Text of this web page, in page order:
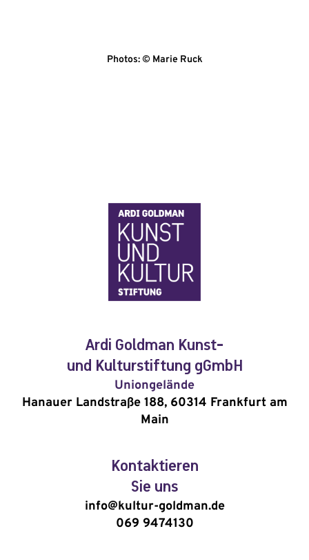
Photos: © Marie Ruck
Ardi Goldman Kunst-
und Kulturstiftung gGmbH
Uniongelände
Hanauer Landstraße 188, 60314 Frankfurt am
Main
Kontaktieren
Sie uns
info@kultur-goldman.de
069 9474130